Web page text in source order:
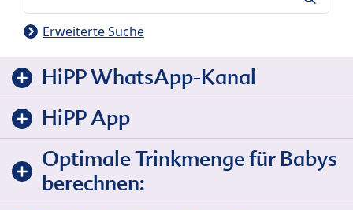
Erweiterte Suche
HiPP WhatsApp-Kanal
HiPP App
Optimale Trinkmenge für Babys
berechnen: